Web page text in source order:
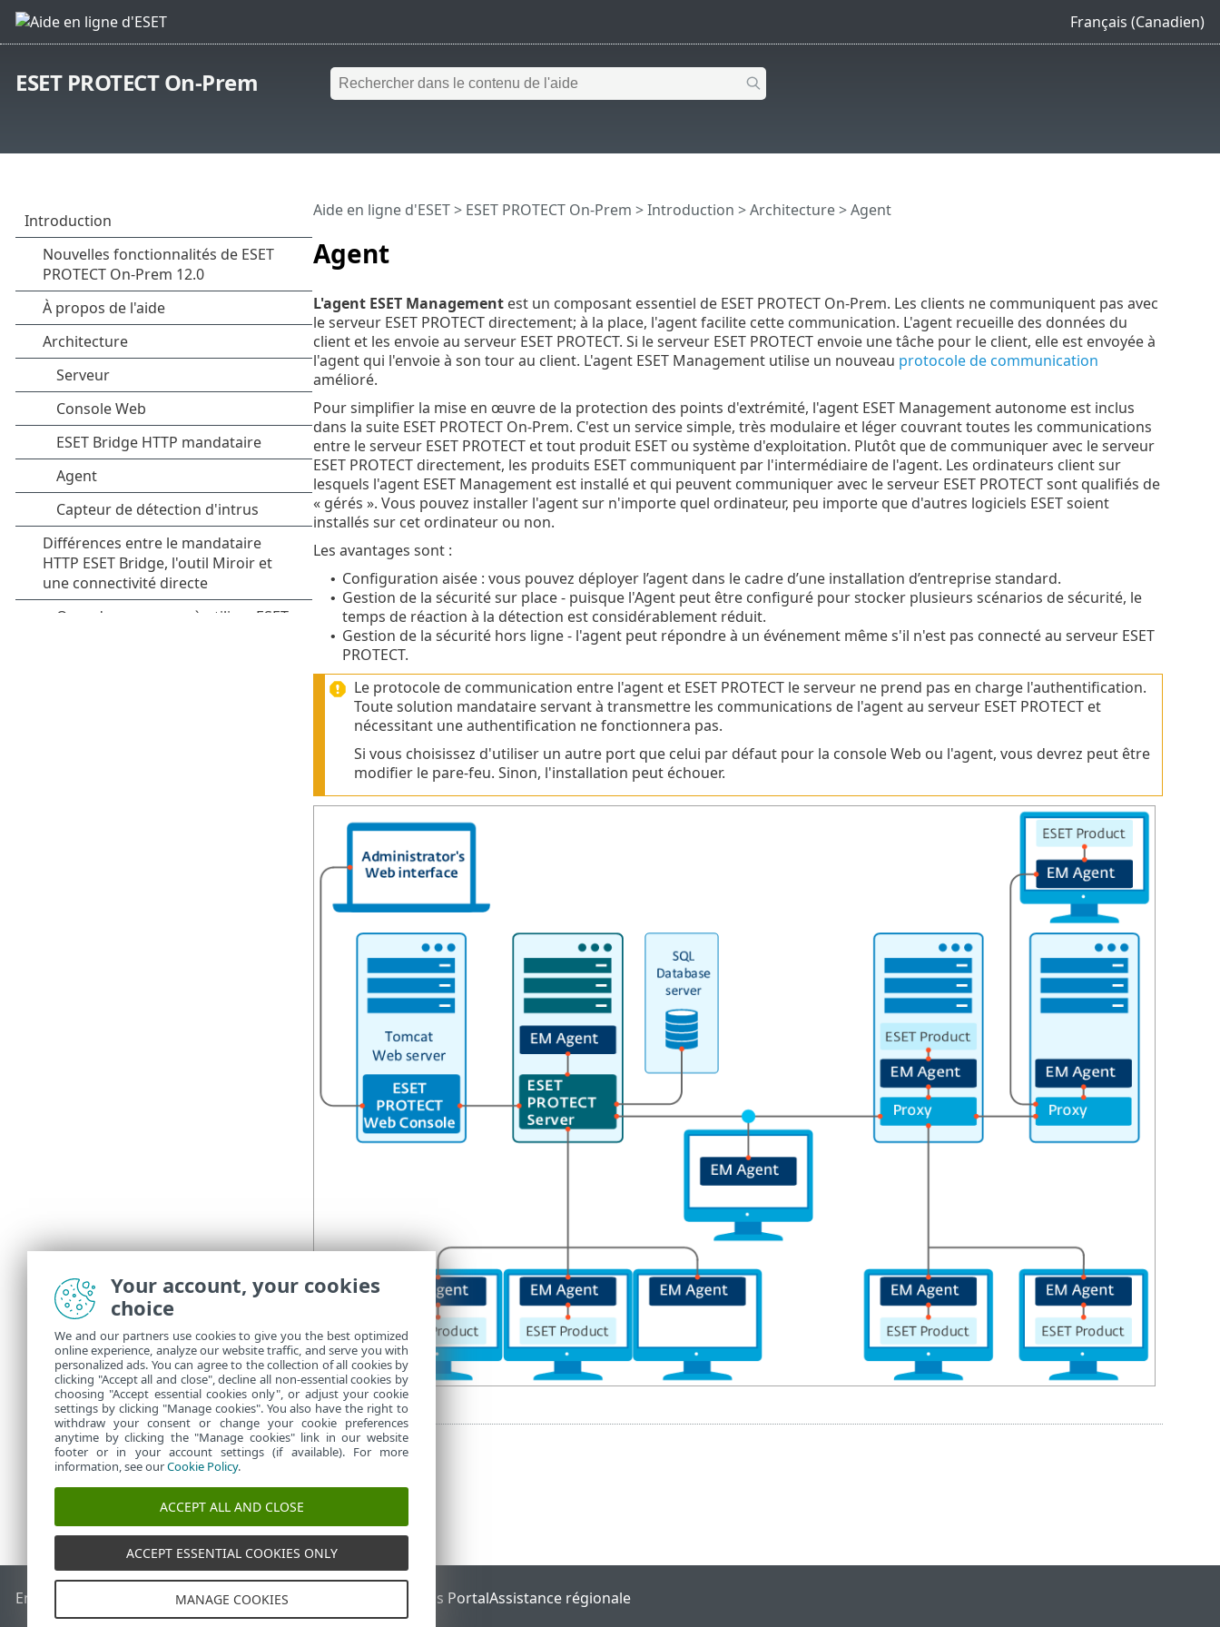
Français (Canadien)
ESET PROTECT On-Prem
Agent
Aide en ligne d'ESET> ESET PROTECT On-Prem >Introduction >Architecture> Agent
L'agent ESET Managementest un composant essentiel de ESET PROTECT On-Prem. Les clients ne communiquent pas avec
le serveur ESET PROTECT directement; à la place, l'agent facilite cette communication. L'agent recueille des données du
client et les envoie au serveur ESET PROTECT. Si le serveur ESET PROTECT envoie une tâche pour le client, elle est envoyée à
l'agent qui l'envoie à son tour au client. L'agent ESET Management utilise un nouveau protocole de communication
amélioré.
Pour simplifier la mise en œuvre de la protection des points d'extrémité, l'agent ESET Management autonome est inclus
dans la suite ESET PROTECT On-Prem. C'est un service simple, très modulaire et léger couvrant toutes les communications
entre le serveur ESET PROTECT et tout produit ESET ou système d'exploitation. Plutôt que de communiquer avec le serveur
ESET PROTECT directement, les produits ESET communiquent par l'intermédiaire de l'agent. Les ordinateurs client sur
lesquels l'agent ESET Management est installé et qui peuvent communiquer avec le serveur ESET PROTECT sont qualifiés de
« gérés ». Vous pouvez installer l'agent sur n'importe quel ordinateur, peu importe que d'autres logiciels ESET soient
installés sur cet ordinateur ou non.
Les avantages sont :
• Configuration aisée : vous pouvez déployer l’agent dans le cadre d’une installation d’entreprise standard.
• Gestion de la sécurité sur place - puisque l'Agent peut être configuré pour stocker plusieurs scénarios de sécurité, le
temps de réaction à la détection est considérablement réduit.
• Gestion de la sécurité hors ligne - l'agent peut répondre à un événement même s'il n'est pas connecté au serveur ESET
PROTECT.
Le protocole de communication entre l'agent et ESET PROTECT le serveur ne prend pas en charge l'authentification.
Toute solution mandataire servant à transmettre les communications de l'agent au serveur ESET PROTECT et
nécessitant une authentification ne fonctionnera pas.
Si vous choisissez d'utiliser un autre port que celui par défaut pour la console Web ou l'agent, vous devrez peut être
modifier le pare-feu. Sinon, l'installation peut échouer.
End of Life Base de connaissances ESETForum ESET ESET Status PortalAssistance régionale
Your account, your cookies
choice
We and our partners use cookies to give you the best optimized
online experience, analyze our website traffic, and serve you with
personalized ads. You can agree to the collection of all cookies by
clicking "Accept all and close", decline all non-essential cookies by
choosing "Accept essential cookies only", or adjust your cookie
settings by clicking "Manage cookies". You also have the right to
withdraw your consent or change your cookie preferences
anytime by clicking the "Manage cookies" link in our website
footer or in your account settings (if available). For more
information, see ourCookie Policy.
ACCEPT ALL AND CLOSE
ACCEPT ESSENTIAL COOKIES ONLY
MANAGE COOKIES